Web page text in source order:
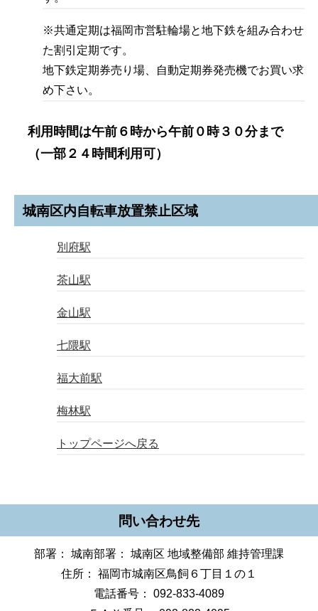
※共通定期は福岡市営駐輪場と地下鉄を組み合わせ
た割引定期です。
地下鉄定期券売り場、自動定期券発売機でお買い求
め下さい。
利用時間は午前６時から午前０時３０分まで
（一部２４時間利用可）
城南区内自転車放置禁止区域
別府駅
茶山駅
金山駅
七隈駅
福大前駅
梅林駅
トップページへ戻る
問い合わせ先
部署： 城南部署： 城南区 地域整備部 維持管理課
住所： 福岡市城南区鳥飼６丁目１の１
電話番号： 092-833-4089